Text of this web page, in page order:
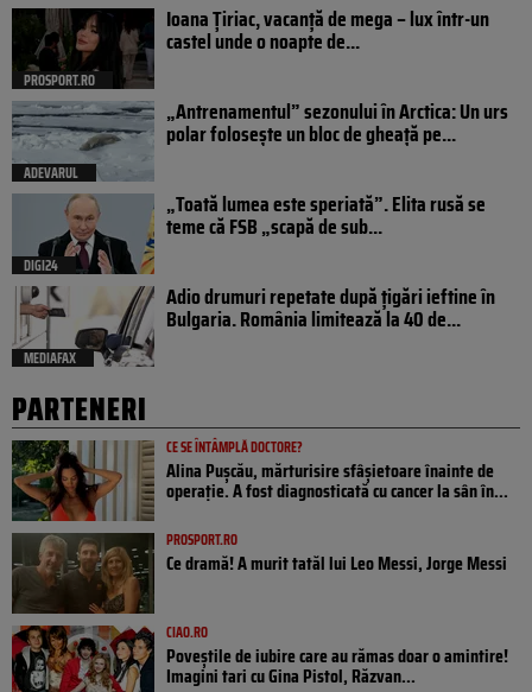
PROSPORT.RO
Ioana Țiriac, vacanță de mega – lux într-un
castel unde o noapte de...
ADEVARUL
„Antrenamentul” sezonului în Arctica: Un urs
polar folosește un bloc de gheață pe...
DIGI24
„Toată lumea este speriată”. Elita rusă se
teme că FSB „scapă de sub...
MEDIAFAX
Adio drumuri repetate după țigări ieftine în
Bulgaria. România limitează la 40 de...
PARTENERI
CE SE ÎNTÂMPLĂ DOCTORE?
Alina Pușcău, mărturisire sfâșietoare înainte de
operație. A fost diagnosticată cu cancer la sân în...
PROSPORT.RO
Ce dramă! A murit tatăl lui Leo Messi, Jorge Messi
CIAO.RO
Poveştile de iubire care au rămas doar o amintire!
Imagini tari cu Gina Pistol, Răzvan...